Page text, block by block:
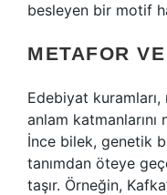
besleyen bir motif
METAFOR
Edebiyat kuramları,
anlam
İnce bilek, genetik
tanımdan öteye
taşır. Örneğin,